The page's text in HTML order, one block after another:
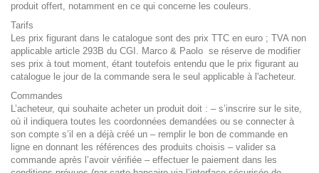
produit offert, notamment en ce qui concerne les couleurs.
Tarifs
Les prix figurant dans le catalogue sont des prix TTC en euro ; TVA non
applicable article 293B du CGI. Marco & Paolo se réserve de modifier
ses prix à tout moment, étant toutefois entendu que le prix figurant au
catalogue le jour de la commande sera le seul applicable à l'acheteur.
Commandes
L’acheteur, qui souhaite acheter un produit doit : – s’inscrire sur le site,
où il indiquera toutes les coordonnées demandées ou se connecter à
son compte s’il en a déjà créé un – remplir le bon de commande en
ligne en donnant les références des produits choisis – valider sa
commande après l’avoir vérifiée – effectuer le paiement dans les